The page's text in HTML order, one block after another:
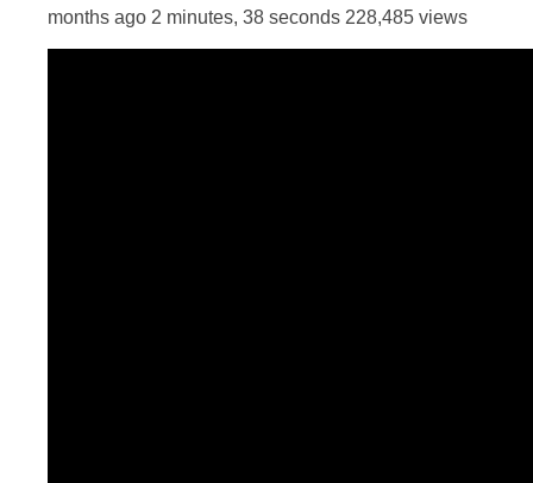
months ago 2 minutes, 38 seconds 228,485 views